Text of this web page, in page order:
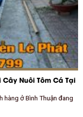
Nuôi Tôm Cá Tại
hàng ở Bình Thuận đang